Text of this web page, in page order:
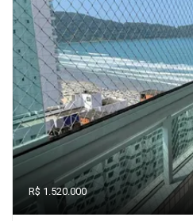
R$ 1.520.000